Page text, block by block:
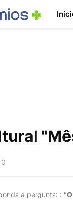
a pergunta: :